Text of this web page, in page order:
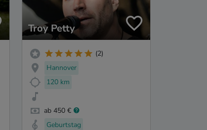
Troy Petty
(2)
Hannover
120 km
ab 450 €
Geburtstag